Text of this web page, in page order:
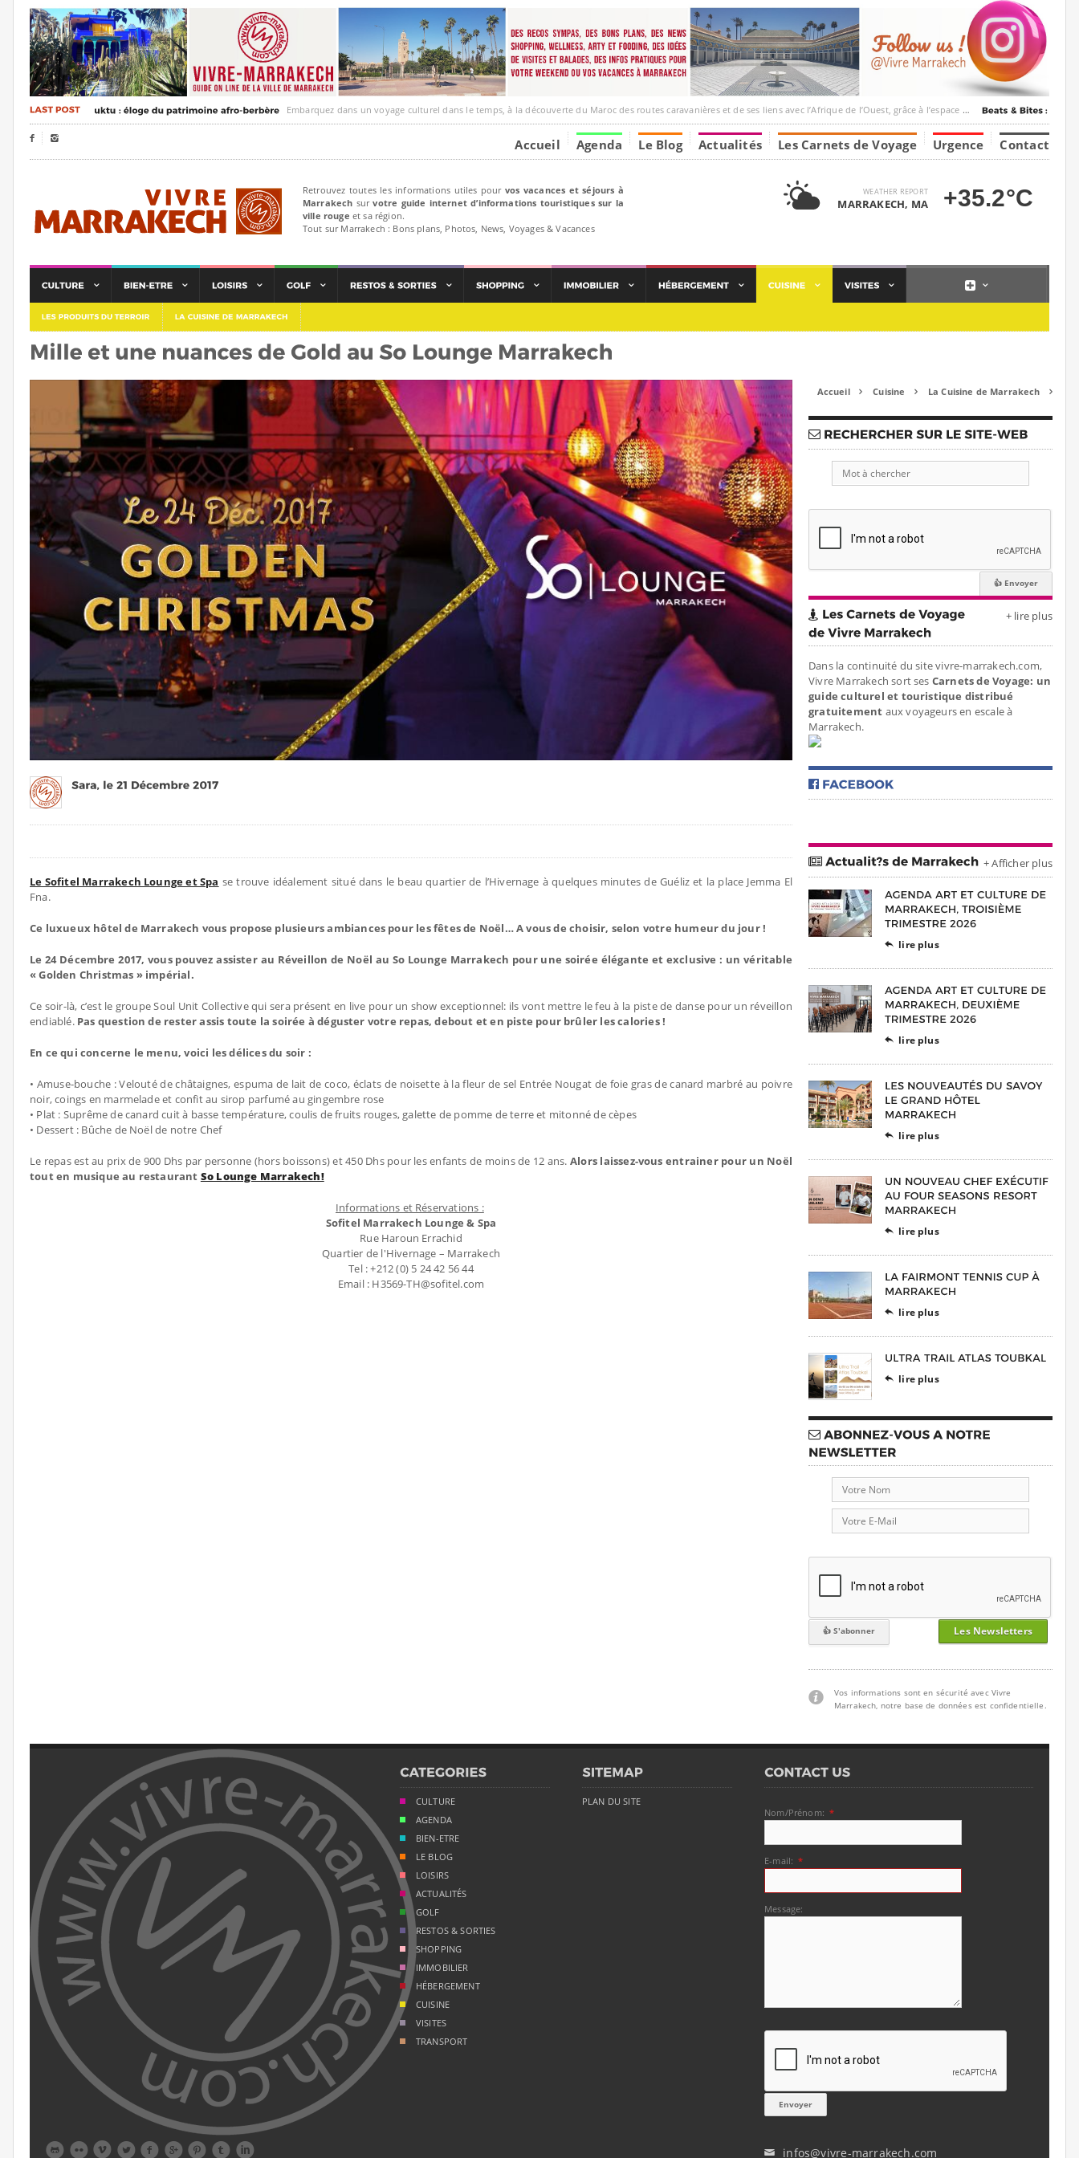
Embarquez dans un voyage culturel dans le temps, à la découverte du Maroc des routes caravanières et de ses liens avec l’Afrique de l’Ouest, grâce à l’espace Marrakesh-Tumbuktu.
  Accueil Agenda Le Blog Actualités Les Carnets de Voyage Urgence Contact
Retrouvez toutes les informations utiles pour vos vacances et séjours à
Marrakech survotre guide internet d’informations touristiques sur la
ville rouge et sa région.
Tout sur Marrakech : Bons plans, Photos, News, Voyages & Vacances
WEATHER REPORT
MARRAKECH, MA +35.2°C
Le Sofitel Marrakech Lounge et Spa se trouve idéalement situé dans le beau quartier de l’Hivernage à quelques minutes de Guéliz et la place Jemma El
Fna.
Ce luxueux hôtel de Marrakech vous propose plusieurs ambiances pour les fêtes de Noël… A vous de choisir, selon votre humeur du jour !
Le 24 Décembre 2017, vous pouvez assister au Réveillon de Noël au So Lounge Marrakech pour une soirée élégante et exclusive : un véritable
« Golden Christmas » impérial.
Ce soir-là, c’est le groupe Soul Unit Collective qui sera présent en live pour un show exceptionnel: ils vont mettre le feu à la piste de danse pour un réveillon
endiablé. Pas question de rester assis toute la soirée à déguster votre repas, debout et en piste pour brûler les calories !
En ce qui concerne le menu, voici les délices du soir :
• Amuse-bouche : Velouté de châtaignes, espuma de lait de coco, éclats de noisette à la fleur de sel Entrée Nougat de foie gras de canard marbré au poivre
noir, coings en marmelade et confit au sirop parfumé au gingembre rose
• Plat : Suprême de canard cuit à basse température, coulis de fruits rouges, galette de pomme de terre et mitonné de cèpes
• Dessert : Bûche de Noël de notre Chef
Le repas est au prix de 900 Dhs par personne (hors boissons) et 450 Dhs pour les enfants de moins de 12 ans. Alors laissez-vous entrainer pour un Noël
tout en musique au restaurant So Lounge Marrakech!
Informations et Réservations :
Sofitel Marrakech Lounge & Spa
Rue Haroun Errachid
Quartier de l'Hivernage – Marrakech
Tel : +212 (0) 5 24 42 56 44
Email : H3569-TH@sofitel.com
Accueil  Cuisine  La Cuisine de Marrakech 
+ lire plus
Dans la continuité du site vivre-marrakech.com,
Vivre Marrakech sort ses Carnets de Voyage: un
guide culturel et touristique distribué
gratuitement aux voyageurs en escale à
Marrakech.
+ Afficher plus
 lire plus
 lire plus
 lire plus
 lire plus
 lire plus
 lire plus
Les Newsletters
Vos informations sont en sécurité avec Vivre
Marrakech, notre base de données est confidentielle.
        
CULTURE
AGENDA
BIEN-ETRE
LE BLOG
LOISIRS
ACTUALITÉS
GOLF
RESTOS & SORTIES
SHOPPING
IMMOBILIER
HÉBERGEMENT
CUISINE
VISITES
TRANSPORT
PLAN DU SITE
Nom/Prénom: *
E-mail: *
Message:
✉ infos@vivre-marrakech.com